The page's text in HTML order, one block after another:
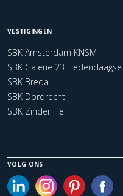
VESTIGINGEN
SBK Amsterdam KNSM
SBK Galerie 23
SBK Breda
SBK Dordrecht
SBK Zinder Tiel
VOLG ONS